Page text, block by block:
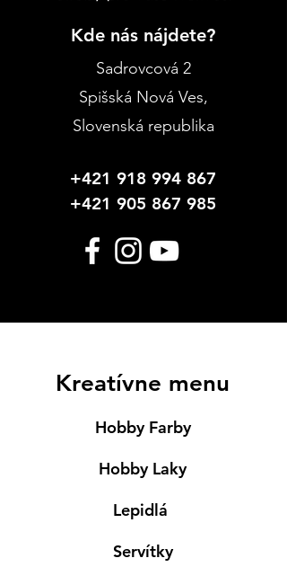
Kde nás nájdete?
Sadrovcová 2
Spišská Nová Ves,
Slovenská republika
+421 918 994 867
+421 905 867 985
Kreatívne menu
Hobby Farby
Hobby Laky
Lepidlá
Servítky